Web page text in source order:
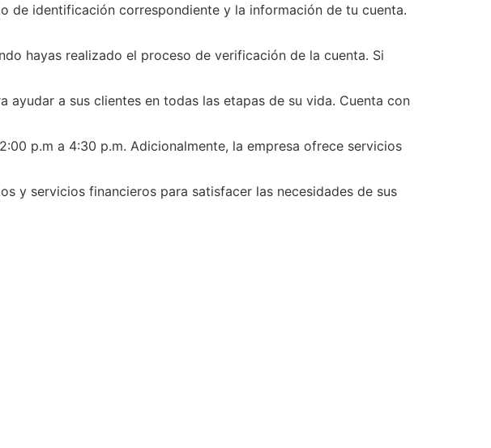
de identificación correspondiente y la información de tu cuenta.
hayas realizado el proceso de verificación de la cuenta. Si
a sus clientes en todas las etapas de su vida. Cuenta con
p.m a 4:30 p.m. Adicionalmente, la empresa ofrece servicios
y servicios financieros para satisfacer las necesidades de sus